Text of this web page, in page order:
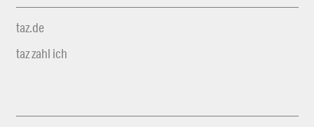
taz.de
taz zahl ich